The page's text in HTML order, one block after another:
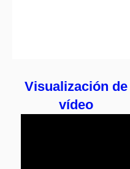
Visualización de
vídeo